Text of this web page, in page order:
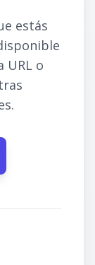
estás
URL o